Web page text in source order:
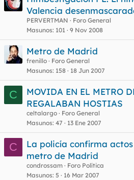
Valencia
PERVERTMAN
Foro General
Masunos 101 9 Nov 2008
Metro de Madrid
frenillo
Foro General
Masunos 158 18 Jun 2007
C
MOVIDA EN EL METRO
REGALABAN HOSTIAS
celtalargo
Foro General
Masunos 47 13 Ene 2007
C
La policía confirma
metro de Madrid
condrossam
Foro Política
Masunos 5 16 Mar 2007